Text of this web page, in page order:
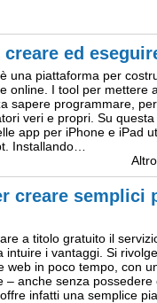
ed
una piattaforma per
online. I tool per mettere
sapere programmare,
veri e propri. Su
app per iPhone e iPad
Installando…
creare semplici
a titolo gratuito il
intuire i vantaggi. Si
web in poco tempo, con
– anche senza
infatti una semplice